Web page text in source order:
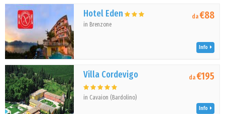
Hotel Eden
in Brenzone
da€88
Info
Villa Cordevigo
in Cavaion (Bardolino)
da€195
Info